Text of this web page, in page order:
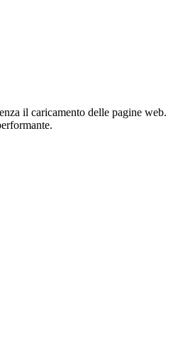
il caricamento delle pagine web.